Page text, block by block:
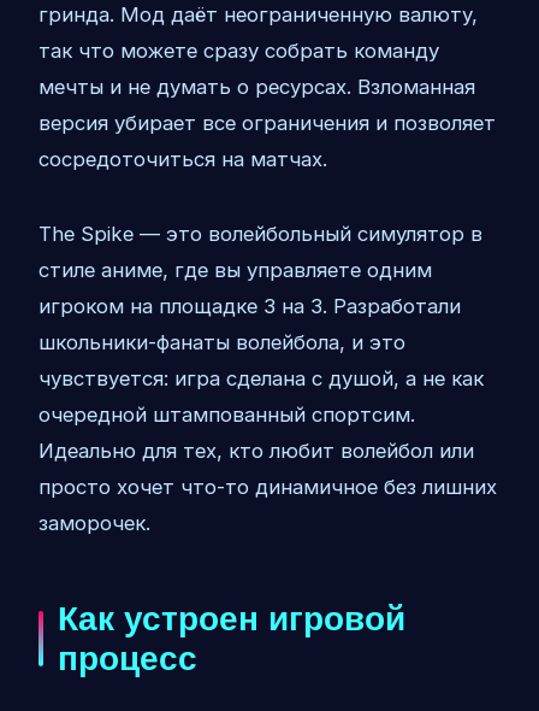
Гача
гринда. Мод даёт неограниченную валюту,
так что можете сразу собрать команду
мечты и не думать о ресурсах. Взломанная
версия убирает все ограничения и позволяет
сосредоточиться на матчах.
The Spike — это волейбольный симулятор в
стиле аниме, где вы управляете одним
игроком на площадке 3 на 3. Разработали
школьники-фанаты волейбола, и это
чувствуется: игра сделана с душой, а не как
очередной штампованный спортсим.
Идеально для тех, кто любит волейбол или
просто хочет что-то динамичное без лишних
заморочек.
Как устроен игровой
процесс